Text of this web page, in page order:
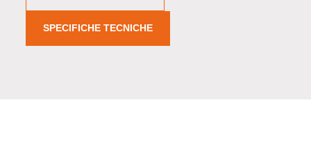
SPECIFICHE TECNICHE